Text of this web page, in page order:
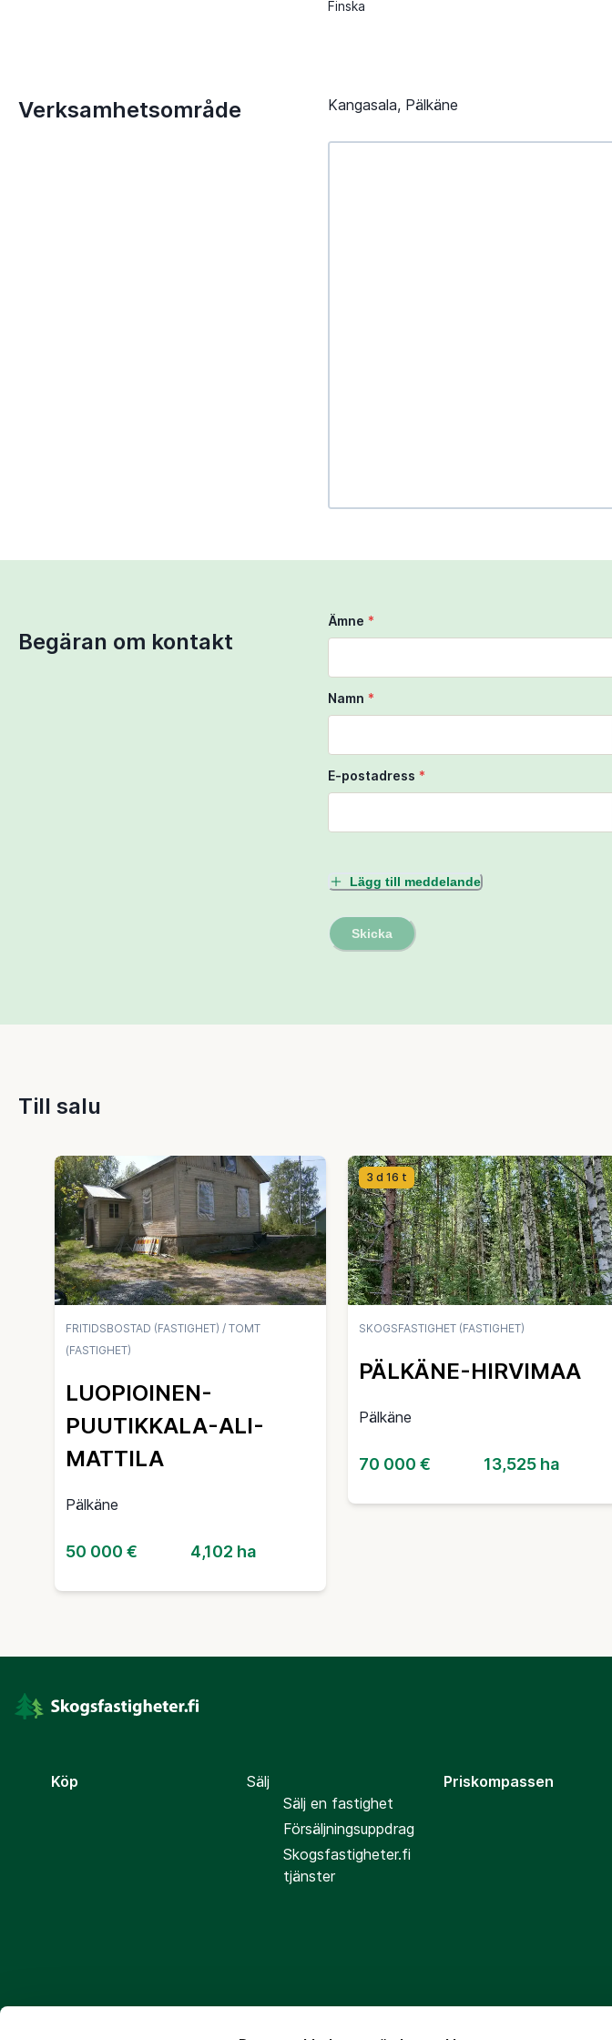
Finska
Verksamhetsområde Kangasala, Pälkäne
Begäran om kontakt
Ämne *
Namn *
E-postadress *
Lägg till meddelande
Skicka
Till salu
FRITIDSBOSTAD (FASTIGHET) / TOMT
(FASTIGHET)
LUOPIOINEN-
PUUTIKKALA-ALI-
MATTILA
Pälkäne
50 000 € 4,102 ha
3 d 16 t
SKOGSFASTIGHET (FASTIGHET)
PÄLKÄNE-HIRVIMAA
Pälkäne
70 000 € 13,525 ha
Köp
Sälj
Sälj en fastighet
Försäljningsuppdrag
Skogsfastigheter.fi
tjänster
Priskompassen